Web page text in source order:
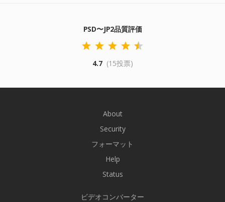
PSD〜JP2品質評価
4.7 (15投票)
About
Security
フォーマット
Help
Status
ビデオコンバーター